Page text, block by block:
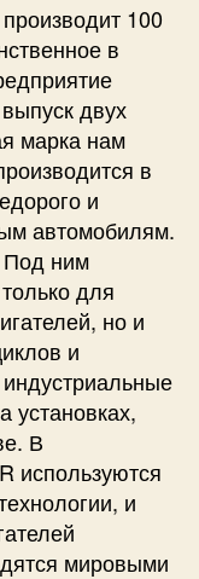
100
в
двух
марка нам
в
и
автомобилям.
Под ним
для
но и
и
установках,
В
используются
и
мировыми